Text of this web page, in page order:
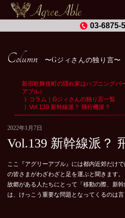
03-6875-
Column Gジィさんの独り言
新宿歌舞伎町の隠れ家はハプニングバ
アブル）
コラム｜Gジィさんの独り言一覧
Vol.139 新幹線派？ 飛行機派？
2022年1月7日
Vol.139 新幹線派？
ここ『アグリーアブル』には都内近郊だけ
の皆さまがわざわざと足を運ぶと聞きます
故郷がある人たちにとって「移動の際、新幹
は、けっこう重要な問題となってくるのは言